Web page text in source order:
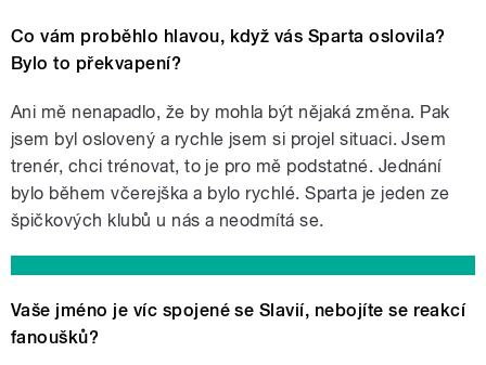
Co vám proběhlo hlavou, když vás Sparta oslovila?
Bylo to překvapení?
Ani mě nenapadlo, že by mohla být nějaká změna. Pak
jsem byl oslovený a rychle jsem si projel situaci. Jsem
trenér, chci trénovat, to je pro mě podstatné. Jednání
bylo během včerejška a bylo rychlé. Sparta je jeden ze
špičkových klubů u nás a neodmítá se.
Vaše jméno je víc spojené se Slavií, nebojíte se reakcí
fanoušků?